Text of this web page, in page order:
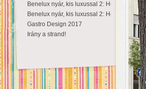
Benelux nyár, kis luxussal 2: Hollandia
Benelux nyár, kis luxussal 2: Hollandia
Gastro Design 2017
Irány a strand!